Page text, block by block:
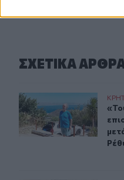
ΣΧΕΤΙΚA
«Του χρόνου